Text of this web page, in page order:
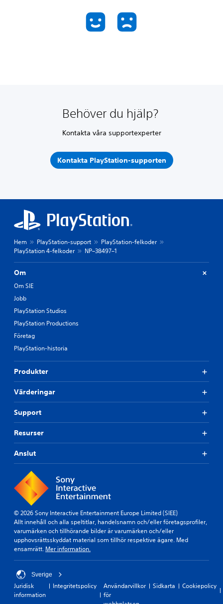
Behöver du hjälp?
Kontakta våra supportexperter
Kontakta PlayStation-supporten
Hem PlayStation-support
PlayStation-felkoder
PlayStation 4-felkoder
NP–38497–1
Om
Om SIE
Jobb
PlayStation Studios
PlayStation Productions
Företag
PlayStation-historia
Produkter
Värderingar
Support
Resurser
Anslut
© 2026 Sony Interactive Entertainment Europe Limited (SIEE)
Allt innehåll och alla speltitlar, handelsnamn och/eller företagsprofiler,
varumärken och tillhörande bilder är varumärken och/eller
upphovsrättsskyddat material som tillhör respektive ägare. Med
ensamrätt. Mer information.
Sverige
Juridisk
information
Integritetspolicy
Användarvillkor
för
Sidkarta Cookiepolicy